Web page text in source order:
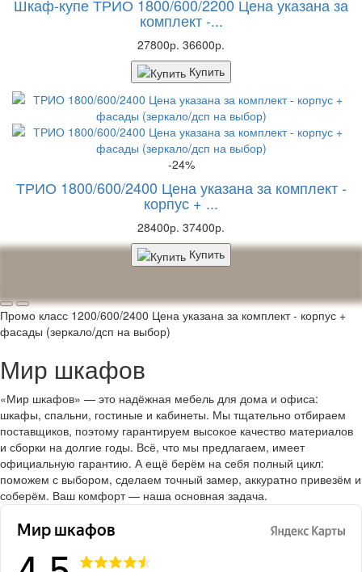
Шкаф-купе ТРИО 1800/600/2200 Цена указана за
комплект -...
27800р. 36600р.
Купить
-24%
ТРИО 1800/600/2400 Цена указана за комплект -
корпус + ...
28400р. 37400р.
Купить
Промо класс 1200/600/2400 Цена указана за комплект - корпус +
фасады (зеркало/дсп на выбор)
Мир шкафов
«Мир шкафов» — это надёжная мебель для дома и офиса:
шкафы, спальни, гостиные и кабинеты. Мы тщательно отбираем
поставщиков, поэтому гарантируем высокое качество материалов
и сборки на долгие годы. Всё, что мы предлагаем, имеет
официальную гарантию. А ещё берём на себя полный цикл:
поможем с выбором, сделаем точный замер, аккуратно привезём и
соберём. Ваш комфорт — наша основная задача.